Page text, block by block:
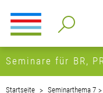
Seminare für BR,
Startseite Seminarthema 7